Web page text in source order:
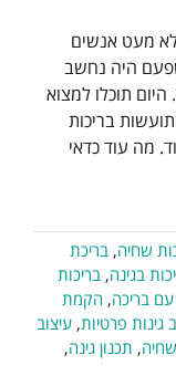
לא מעט אנשים
היה נחשב
תוכלו למצוא
בריכות
מה עוד כדאי
שחיה, בריכת
בגינה, בריכות
עם בריכה, הקמת
גינות פרטיות, עיצוב
, תכנון גינה,